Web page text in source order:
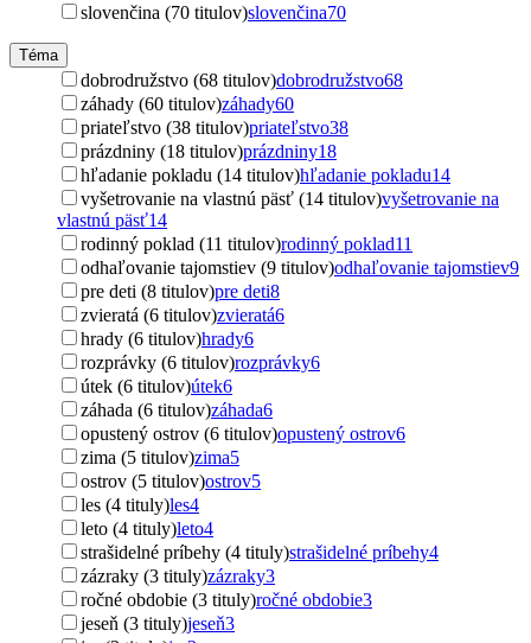
slovenčina (70 titulov)slovenčina70
Téma
dobrodružstvo (68 titulov)dobrodružstvo68
záhady (60 titulov)záhady60
priateľstvo (38 titulov)priateľstvo38
prázdniny (18 titulov)prázdniny18
hľadanie pokladu (14 titulov)hľadanie pokladu14
vyšetrovanie na vlastnú päsť (14 titulov)vyšetrovanie na
vlastnú päsť14
rodinný poklad (11 titulov)rodinný poklad11
odhaľovanie tajomstiev (9 titulov)odhaľovanie tajomstiev9
pre deti (8 titulov)pre deti8
zvieratá (6 titulov)zvieratá6
hrady (6 titulov)hrady6
rozprávky (6 titulov)rozprávky6
útek (6 titulov)útek6
záhada (6 titulov)záhada6
opustený ostrov (6 titulov)opustený ostrov6
zima (5 titulov)zima5
ostrov (5 titulov)ostrov5
les (4 tituly)les4
leto (4 tituly)leto4
strašidelné príbehy (4 tituly)strašidelné príbehy4
zázraky (3 tituly)zázraky3
ročné obdobie (3 tituly)ročné obdobie3
jeseň (3 tituly)jeseň3